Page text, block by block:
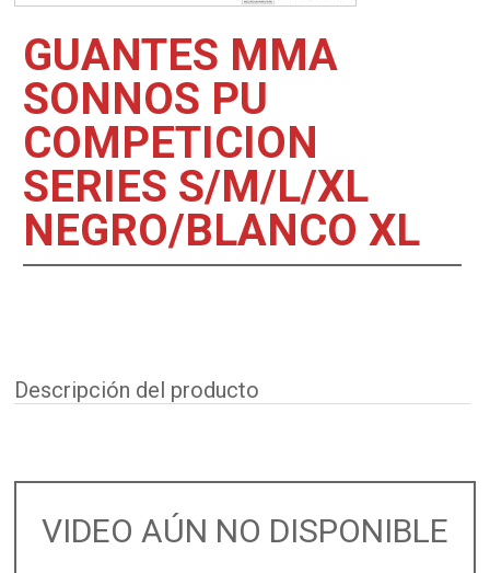
GUANTES MMA
SONNOS PU
COMPETICION
SERIES S/M/L/XL
NEGRO/BLANCO XL
Descripción del producto
VIDEO AÚN NO DISPONIBLE